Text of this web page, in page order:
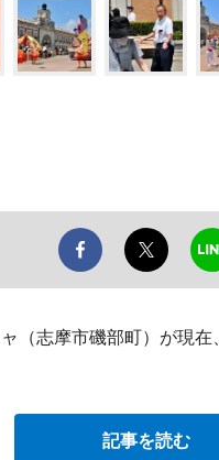
（志摩市磯部町）が現
記事を読む